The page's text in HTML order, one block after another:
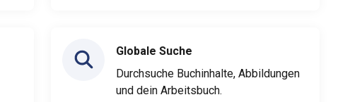
Globale Suche
Durchsuche Buchinhalte, Abbildungen
und dein Arbeitsbuch.